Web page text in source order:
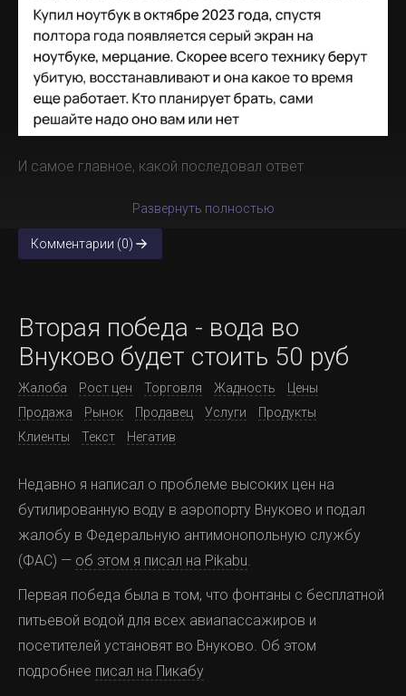
И самое главное, какой последовал ответ
Развернуть полностью
Комментарии (0)
Вторая победа - вода во
Внуково будет стоить 50 руб
Жалоба Рост цен Торговля Жадность
Цены
Продажа
Рынок Продавец Услуги
Продукты
Клиенты
Текст Негатив
Недавно я написал о проблеме высоких цен на
бутилированную воду в аэропорту Внуково и подал
жалобу в Федеральную антимонопольную службу
(ФАС) — об этом я писал на Pikabu.
Первая победа была в том, что фонтаны с бесплатной
питьевой водой для всех авиапассажиров и
посетителей установят во Внуково. Об этом
подробнее писал на Пикабу